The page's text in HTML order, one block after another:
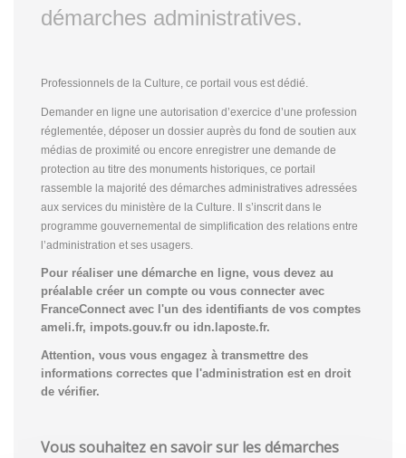
démarches administratives.
Professionnels de la Culture, ce portail vous est dédié.
Demander en ligne une autorisation d’exercice d’une profession
réglementée, déposer un dossier auprès du fond de soutien aux
médias de proximité ou encore enregistrer une demande de
protection au titre des monuments historiques, ce portail
rassemble la majorité des démarches administratives adressées
aux services du ministère de la Culture. Il s’inscrit dans le
programme gouvernemental de simplification des relations entre
l’administration et ses usagers.
Pour réaliser une démarche en ligne, vous devez au
préalable créer un compte ou vous connecter avec
FranceConnect avec l'un des identifiants de vos comptes
ameli.fr, impots.gouv.fr ou idn.laposte.fr.
Attention, vous vous engagez à transmettre des
informations correctes que l'administration est en droit
de vérifier.
Vous souhaitez en savoir sur les démarches